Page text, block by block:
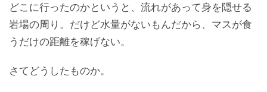
どこに行ったのかというと、流れがあって身を隠せる
岩場の周り。だけど水量がないもんだから、マスが食
うだけの距離を稼げない。
さてどうしたものか。